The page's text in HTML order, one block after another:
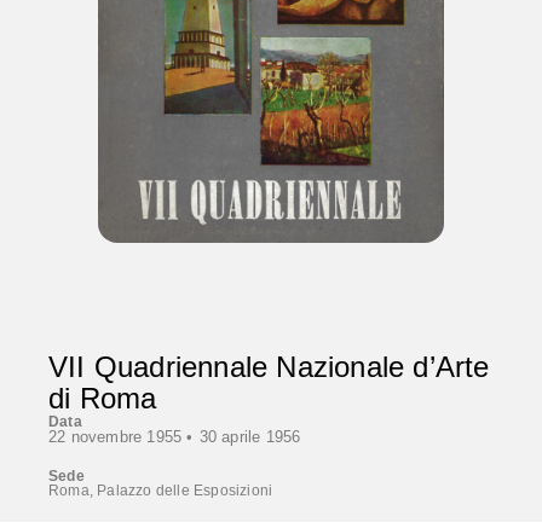
VII Quadriennale Nazionale d’Arte
di Roma
Data
22 novembre 1955 • 30 aprile 1956
Sede
Roma, Palazzo delle Esposizioni